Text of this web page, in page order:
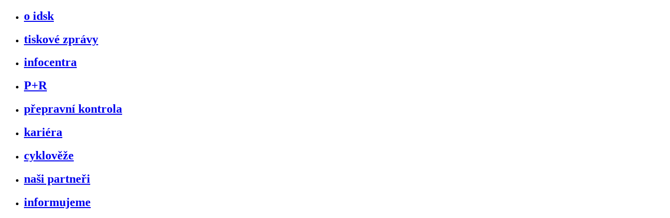
o idsk
tiskové zprávy
infocentra
P+R
přepravní kontrola
kariéra
cyklověže
naši partneři
informujeme